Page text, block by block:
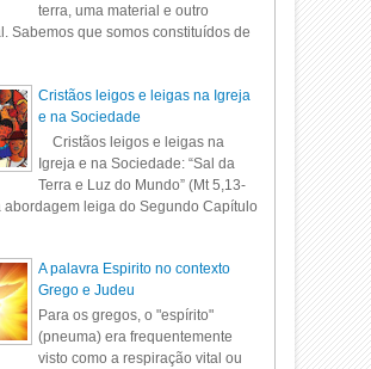
terra, uma material e outro
Sabemos que somos constituídos de
Cristãos leigos e leigas na Igreja
e na Sociedade
Cristãos leigos e leigas na
Igreja e na Sociedade: “Sal da
Terra e Luz do Mundo” (Mt 5,13-
abordagem leiga do Segundo Capítulo
A palavra Espirito no contexto
Grego e Judeu
Para os gregos, o "espírito"
(pneuma) era frequentemente
visto como a respiração vital ou